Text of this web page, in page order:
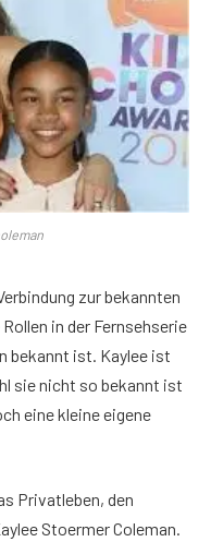
zur bekannten
in der Fernsehserie
bekannt ist. Kaylee ist
sie nicht so bekannt ist
eine kleine eigene
Privatleben, den
Stoermer Coleman.